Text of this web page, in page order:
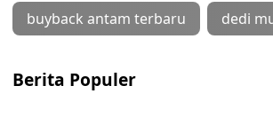
buyback antam terbaru dedi
Berita Populer